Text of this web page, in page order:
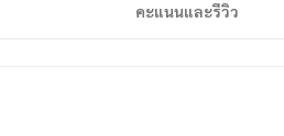
คะแนนและรีวิว